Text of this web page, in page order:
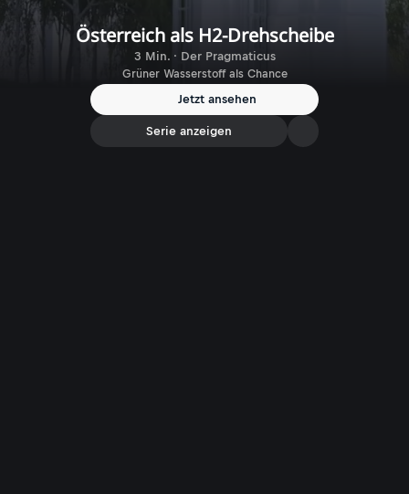
Österreich als H2-Drehscheibe
3 Min. · Der Pragmaticus
Grüner Wasserstoff als Chance
Jetzt ansehen
Serie anzeigen